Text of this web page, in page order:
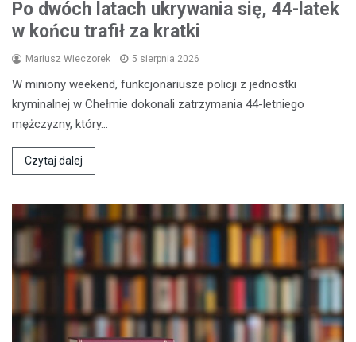
Po dwóch latach ukrywania się, 44-latek
w końcu trafił za kratki
Mariusz Wieczorek 5 sierpnia 2026
W miniony weekend, funkcjonariusze policji z jednostki
kryminalnej w Chełmie dokonali zatrzymania 44-letniego
mężczyzny, który…
Czytaj dalej